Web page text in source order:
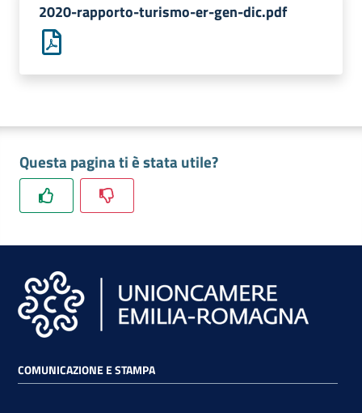
Orientamento
Promozione
Innovazione
delle
Imprese
Chi
2020-rapporto-turismo-er-gen-dic.pdf
Questa pagina ti è stata utile?
COMUNICAZIONE E STAMPA